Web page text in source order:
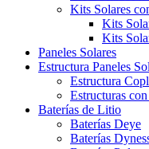
Kits Solares
Kits
Kits
Paneles Solares
Estructura Paneles
Estructura
Estructuras
Baterías de Litio
Baterías Deye
Baterías